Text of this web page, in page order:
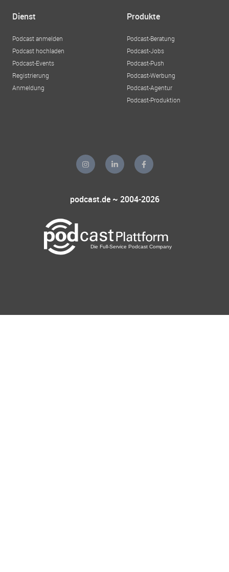
Dienst
Podcast anmelden
Podcast hochladen
Podcast-Events
Registrierung
Anmeldung
Produkte
Podcast-Beratung
Podcast-Jobs
Podcast-Push
Podcast-Werbung
Podcast-Agentur
Podcast-Produktion
podcast.de ~ 2004-2026